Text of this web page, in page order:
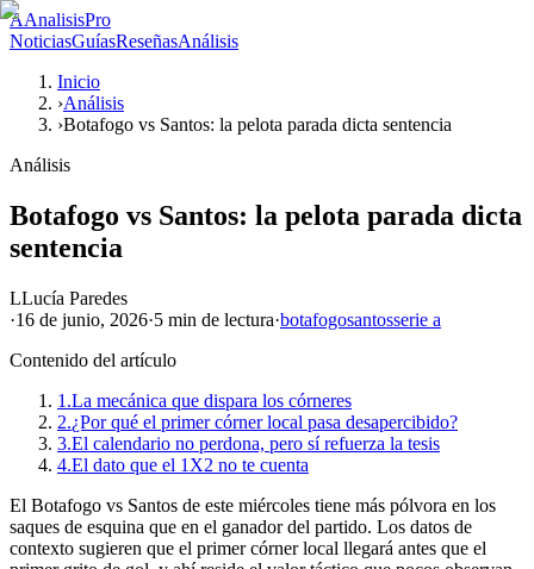
AAnalisisPro
NoticiasGuíasReseñasAnálisis
Inicio
›Análisis
›Botafogo vs Santos: la pelota parada dicta sentencia
Análisis
Botafogo vs Santos: la pelota parada dicta
sentencia
LLucía Paredes
·16 de junio, 2026·5 min de lectura·botafogosantosserie a
Contenido del artículo
1.La mecánica que dispara los córneres
2.¿Por qué el primer córner local pasa desapercibido?
3.El calendario no perdona, pero sí refuerza la tesis
4.El dato que el 1X2 no te cuenta
El Botafogo vs Santos de este miércoles tiene más pólvora en los
saques de esquina que en el ganador del partido. Los datos de
contexto sugieren que el primer córner local llegará antes que el